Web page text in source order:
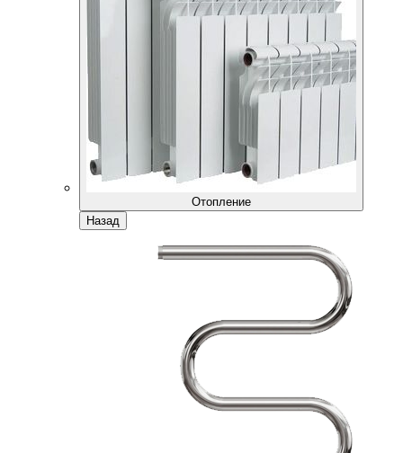
Отопление
Назад